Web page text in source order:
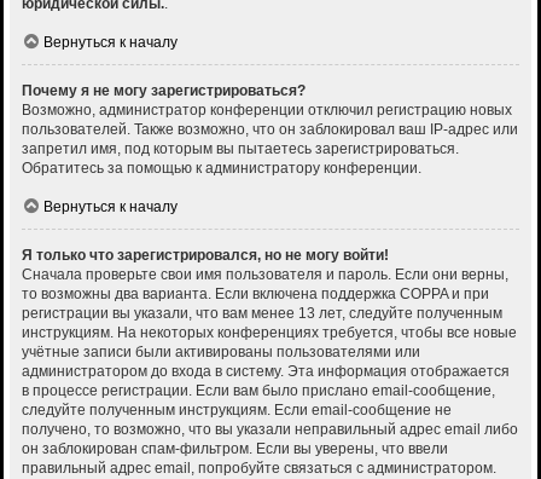
юридической силы..
Вернуться к началу
Почему я не могу зарегистрироваться?
Возможно, администратор конференции отключил регистрацию новых
пользователей. Также возможно, что он заблокировал ваш IP-адрес или
запретил имя, под которым вы пытаетесь зарегистрироваться.
Обратитесь за помощью к администратору конференции.
Вернуться к началу
Я только что зарегистрировался, но не могу войти!
Сначала проверьте свои имя пользователя и пароль. Если они верны,
то возможны два варианта. Если включена поддержка COPPA и при
регистрации вы указали, что вам менее 13 лет, следуйте полученным
инструкциям. На некоторых конференциях требуется, чтобы все новые
учётные записи были активированы пользователями или
администратором до входа в систему. Эта информация отображается
в процессе регистрации. Если вам было прислано email-сообщение,
следуйте полученным инструкциям. Если email-сообщение не
получено, то возможно, что вы указали неправильный адрес email либо
он заблокирован спам-фильтром. Если вы уверены, что ввели
правильный адрес email, попробуйте связаться с администратором.